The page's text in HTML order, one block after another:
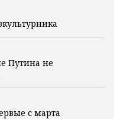
Путина не
с марта